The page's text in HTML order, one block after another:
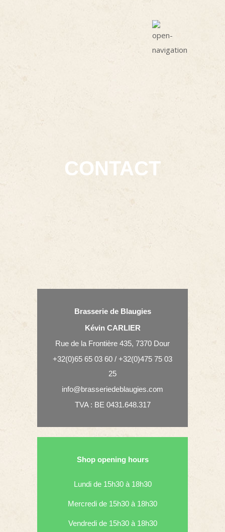
CONTACT
Brasserie de Blaugies
Kévin CARLIER
Rue de la Frontière 435, 7370 Dour
+32(0)65 65 03 60 / +32(0)475 75 03
25
info@brasseriedeblaugies.com
TVA : BE 0431.648.317
Shop opening hours
Lundi de 15h30 à 18h30
Mercredi de 15h30 à 18h30
Vendredi de 15h30 à 18h30